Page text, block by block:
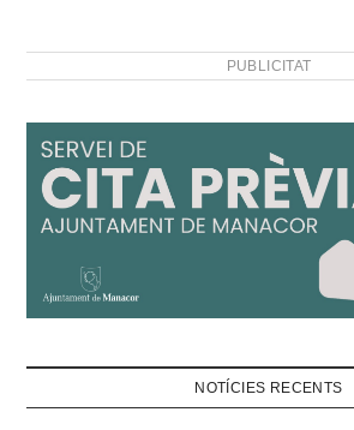
PUBLICITAT
NOTÍCIES RECENTS